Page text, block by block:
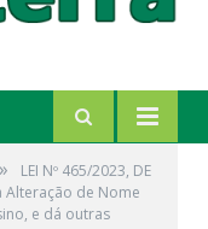
»
LEI Nº 465/2023, DE
Alteração de Nome
e dá outras